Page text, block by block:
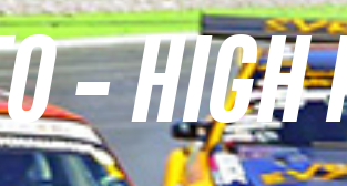
– HIGH